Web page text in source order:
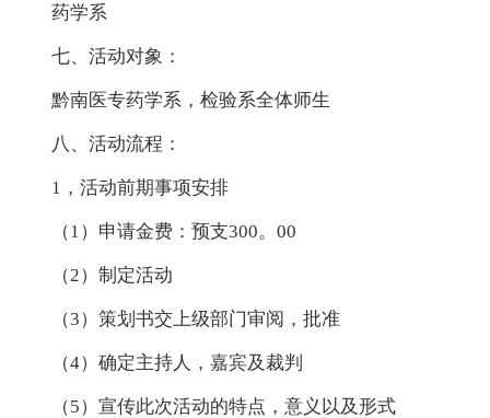
药学系
七、活动对象：
黔南医专药学系，检验系全体师生
八、活动流程：
1，活动前期事项安排
（1）申请金费：预支300。00
（2）制定活动
（3）策划书交上级部门审阅，批准
（4）确定主持人，嘉宾及裁判
（5）宣传此次活动的特点，意义以及形式